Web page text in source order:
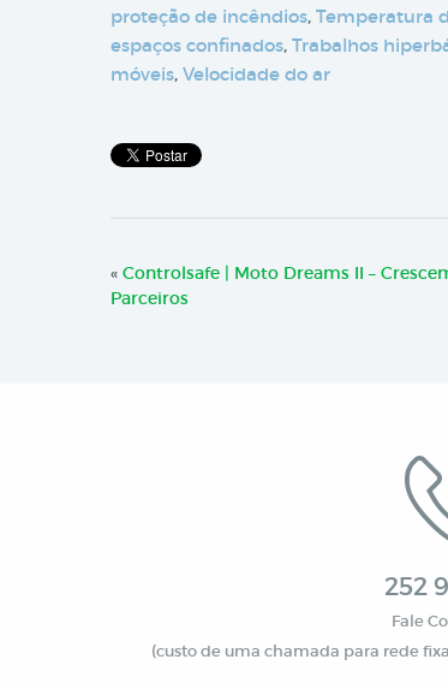
proteção de incêndios, Temperatura
espaços confinados, Trabalhos
móveis, Velocidade do ar
« Controlsafe | Moto Dreams II –
Parceiros
252
Fale
(custo de uma chamada para rede